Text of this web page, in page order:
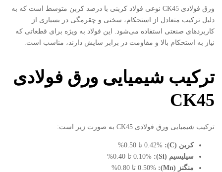
ورق فولادی CK45 نوعی فولاد کربنی با درصد کربن متوسط است که به
دلیل ترکیب متعادل از استحکام، سختی و چقرمگی در بسیاری از
کاربردهای صنعتی استفاده می‌شود. این فولاد به ویژه برای قطعاتی که
نیاز به استحکام بالا و مقاومت در برابر سایش دارند، مناسب است.
ترکیب شیمیایی ورق فولادی
CK45
ترکیب شیمیایی ورق فولادی CK45 به صورت زیر است:
کربن (C):
سیلیسیم (Si):
منگنز (Mn):